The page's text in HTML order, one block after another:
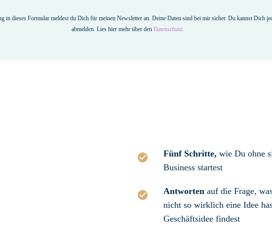
in dieses Formular meldest du Dich für meinen Newsletter an. Deine Daten sind bei mir sicher. Du kannst Dich
abmelden. Lies hier mehr über den Datenschutz.
Fünf Schritte, wie Du ohne
Business startest
Antwortenauf die Frage,
nicht so wirklich eine Idee
Geschäftsidee findest